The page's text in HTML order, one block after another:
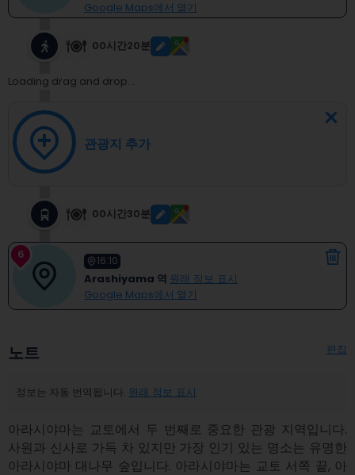
Google Maps에서 열기
00시간20분
Loading drag and drop...
관광지 추가
00시간30분
6 16:10
Arashiyama 역 원래 정보 표시
Google Maps에서 열기
노트 편집
정보는 자동 번역됩니다. 원래 정보 표시
아라시야마는 교토에서 두 번째로 중요한 관광 지역입니다.
사원과 신사로 가득 차 있지만 가장 인기 있는 명소는 유명한
아라시야마 대나무 숲입니다. 아라시야마는 교토 서쪽 끝, 아